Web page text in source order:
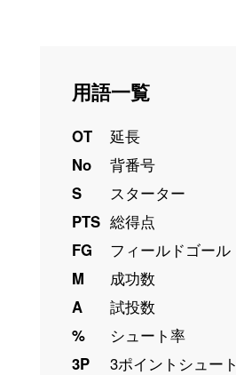
用語一覧
OT
延長
No
背番号
S
スターター
PTS 総得点
FG
フィールドゴール
M
成功数
A
試投数
%
シュート率
3P
3ポイントシュート